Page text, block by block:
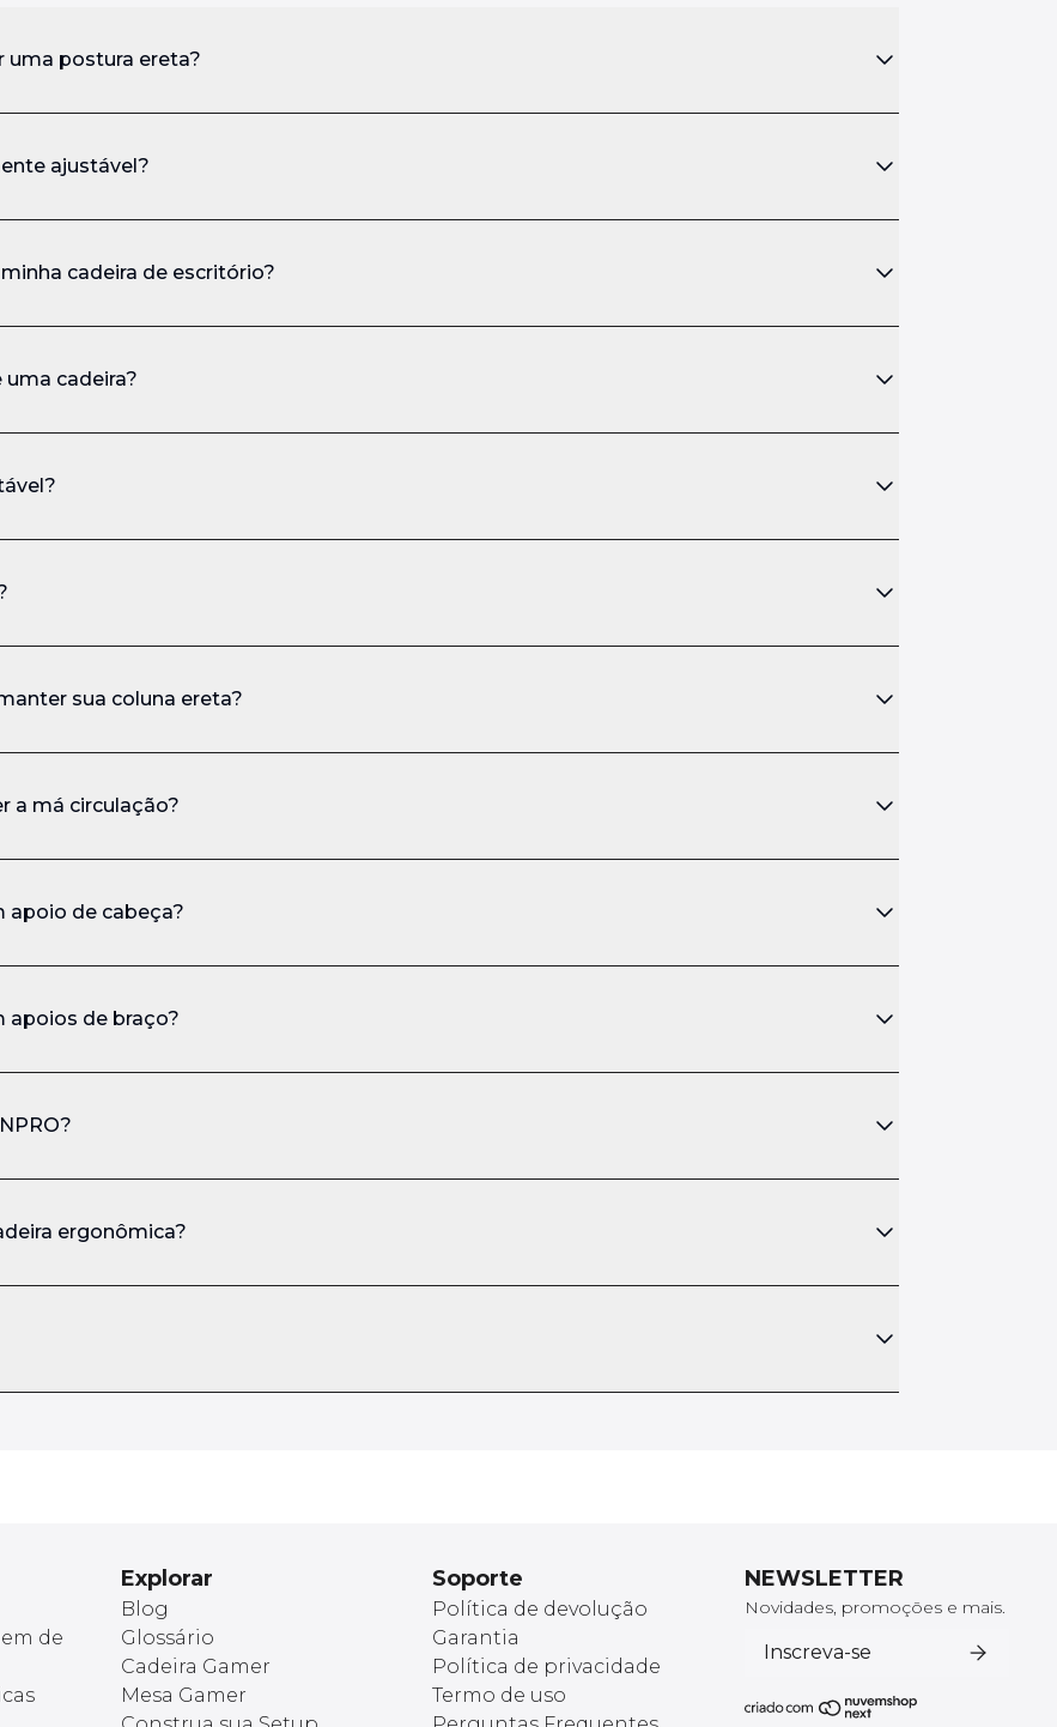
uma postura ereta?
ajustável?
cadeira de escritório?
cadeira?
sua coluna ereta?
a má circulação?
apoio de cabeça?
apoios de braço?
ergonômica?
de
Explorar
Blog
Glossário
Cadeira Gamer
Mesa Gamer
Soporte
Política de devolução
Garantia
Política de privacidade
Termo de uso
NEWSLETTER
Novidades, promoções e mais.
Inscreva-se